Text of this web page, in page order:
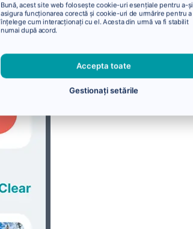
Bună, acest site web folosește cookie-uri esențiale pentru a-și
asigura funcționarea corectă și cookie-uri de urmărire pentru a
înțelege cum interacționați cu el. Acesta din urmă va fi stabilit
numai după acord.
Accepta toate
Gestionați setările